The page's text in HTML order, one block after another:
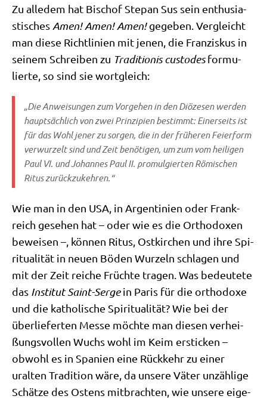
Zu alle­dem hat Bischof Ste­pan Sus sein enthu­sia­
sti­sches Amen! Amen! Amen!gege­ben. Ver­gleicht
man die­se Richt­li­ni­en mit jenen, die Fran­zis­kus in
sei­nem Schrei­ben zu Tra­di­tio­nis cus­to­desfor­mu­
lier­te, so sind sie wortgleich:
„Die Anwei­sun­gen zum Vor­ge­hen in den Diö­ze­sen wer­den
haupt­säch­lich von zwei Prin­zi­pi­en bestimmt: Einer­seits ist
für das Wohl jener zu sor­gen, die in der frü­he­ren Fei­er­form
ver­wur­zelt sind und Zeit benö­ti­gen, um zum vom hei­li­gen
Paul VI. und Johan­nes Paul II. pro­mul­gier­ten Römi­schen
Ritus zurückzukehren.“
Wie man in den USA, in Argen­ti­ni­en oder Frank­
reich gese­hen hat – oder wie es die Ortho­do­xen
bewei­sen –, kön­nen Ritus, Ost­kir­chen und ihre Spi­
ri­tua­li­tät in neu­en Böden Wur­zeln schla­gen und
mit der Zeit rei­che Früch­te tra­gen. Was bedeu­te­te
das Insti­tut Saint-Ser­gein Paris für die ortho­do­xe
und die katho­li­sche Spi­ri­tua­li­tät? Wie bei der
über­lie­fer­ten Mes­se möch­te man die­sen ver­hei­
ßungs­vol­len Wuchs wohl im Keim ersticken –
obwohl es in Spa­ni­en eine Rück­kehr zu einer
uralten Tra­di­ti­on wäre, da unse­re Väter unzäh­li­ge
Schät­ze des Ostens mit­brach­ten, wie unse­re eige­